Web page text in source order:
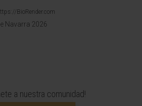
BioRender.com
Navarra 2026
a nuestra comunidad!